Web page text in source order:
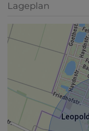
Lageplan